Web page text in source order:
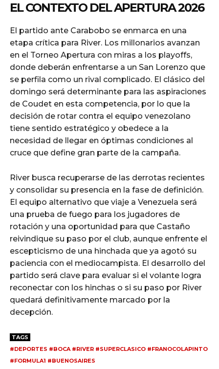
EL CONTEXTO DEL APERTURA 2026
El partido ante Carabobo se enmarca en una
etapa crítica para River. Los millonarios avanzan
en el Torneo Apertura con miras a los playoffs,
donde deberán enfrentarse a un San Lorenzo que
se perfila como un rival complicado. El clásico del
domingo será determinante para las aspiraciones
de Coudet en esta competencia, por lo que la
decisión de rotar contra el equipo venezolano
tiene sentido estratégico y obedece a la
necesidad de llegar en óptimas condiciones al
cruce que define gran parte de la campaña.
River busca recuperarse de las derrotas recientes
y consolidar su presencia en la fase de definición.
El equipo alternativo que viaje a Venezuela será
una prueba de fuego para los jugadores de
rotación y una oportunidad para que Castaño
reivindique su paso por el club, aunque enfrente el
escepticismo de una hinchada que ya agotó su
paciencia con el mediocampista. El desarrollo del
partido será clave para evaluar si el volante logra
reconectar con los hinchas o si su paso por River
quedará definitivamente marcado por la
decepción.
TAGS
#DEPORTES #BOCA #RIVER #SUPERCLASICO #FRANOCOLAPINTO
#FORMULA1 #BUENOSAIRES